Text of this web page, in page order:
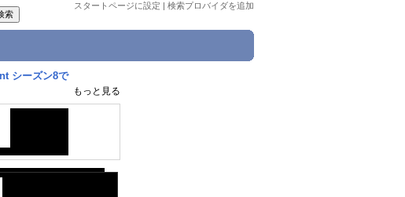
スタートページに設定 | 検索プロバイダを追加
シーズン8で
もっと見る